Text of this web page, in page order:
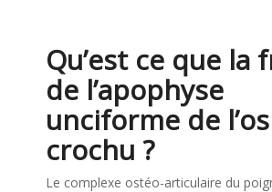
Qu’est ce que la
de l’apophyse
unciforme de l’os
crochu ?
Le complexe ostéo-articulaire du